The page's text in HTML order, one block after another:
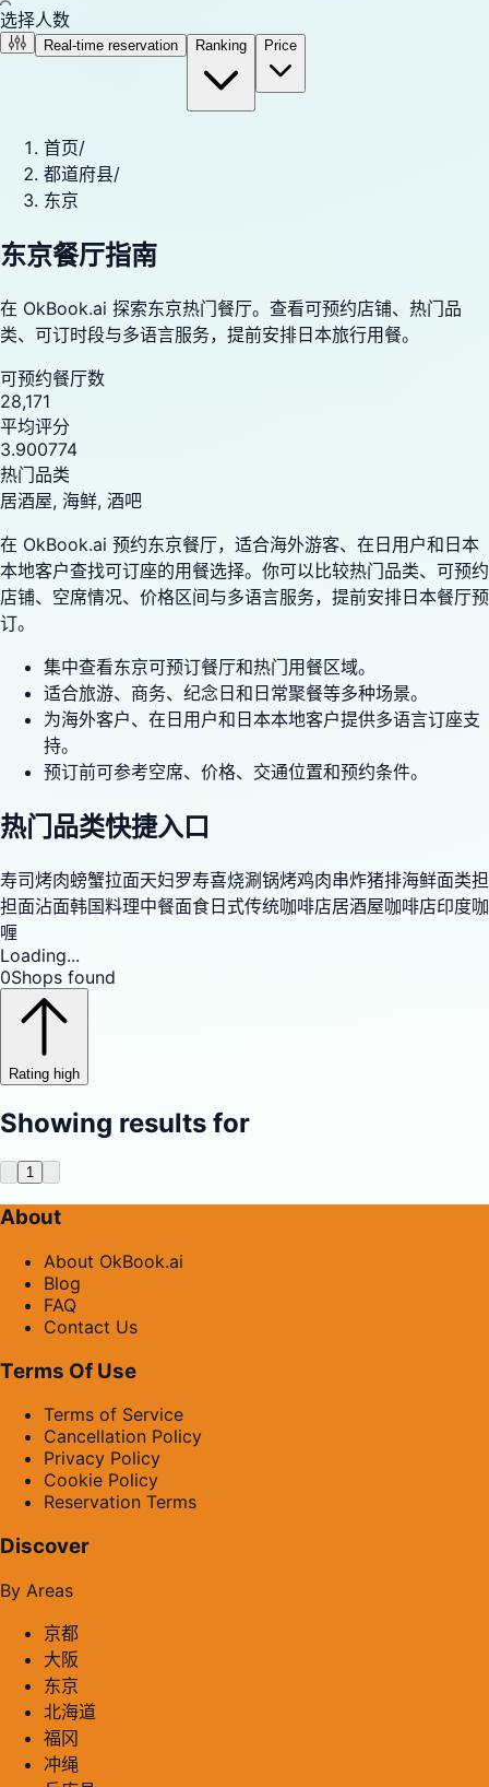
选择人数
Real-time reservation Ranking Price
首页/
都道府县/
东京
东京餐厅指南
在 OkBook.ai 探索东京热门餐厅。查看可预约店铺、热门品
类、可订时段与多语言服务，提前安排日本旅行用餐。
可预约餐厅数
28,171
平均评分
3.900774
热门品类
居酒屋, 海鲜, 酒吧
在 OkBook.ai 预约东京餐厅，适合海外游客、在日用户和日本
本地客户查找可订座的用餐选择。你可以比较热门品类、可预约
店铺、空席情况、价格区间与多语言服务，提前安排日本餐厅预
订。
集中查看东京可预订餐厅和热门用餐区域。
适合旅游、商务、纪念日和日常聚餐等多种场景。
为海外客户、在日用户和日本本地客户提供多语言订座支
持。
预订前可参考空席、价格、交通位置和预约条件。
热门品类快捷入口
寿司烤肉螃蟹拉面天妇罗寿喜烧涮锅烤鸡肉串炸猪排海鲜面类担
担面沾面韩国料理中餐面食日式传统咖啡店居酒屋咖啡店印度咖
喱
Loading...
0Shops found
Rating high
Showing results for
1
About
About OkBook.ai
Blog
FAQ
Contact Us
Terms Of Use
Terms of Service
Cancellation Policy
Privacy Policy
Cookie Policy
Reservation Terms
Discover
By Areas
京都
大阪
东京
北海道
福冈
冲绳